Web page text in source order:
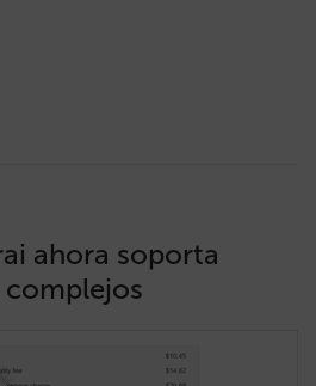
ahora soporta